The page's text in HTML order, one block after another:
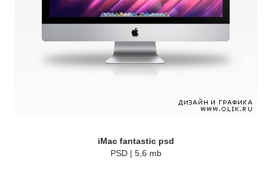
iMac fantastic psd
PSD | 5,6 mb